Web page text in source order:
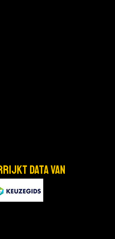
data van